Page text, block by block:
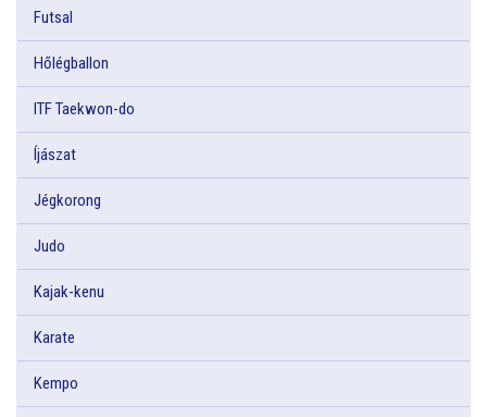
Futsal
Hőlégballon
ITF Taekwon-do
Íjászat
Jégkorong
Judo
Kajak-kenu
Karate
Kempo